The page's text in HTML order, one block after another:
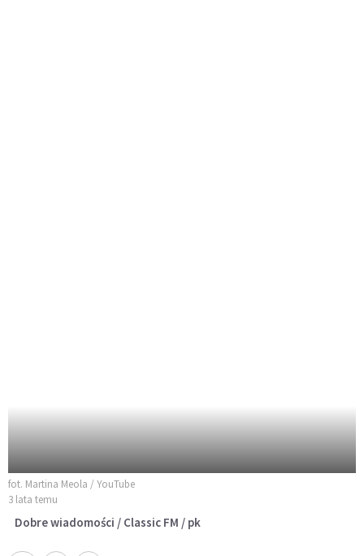
fot. Martina Meola / YouTube
3 lata temu
Dobre wiadomości / Classic FM / pk